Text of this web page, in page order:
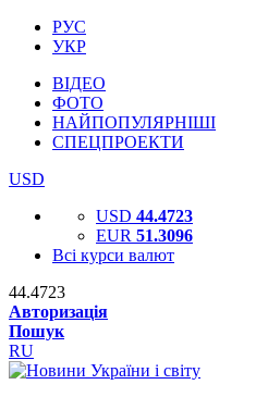
РУС
УКР
ВІДЕО
ФОТО
НАЙПОПУЛЯРНІШІ
СПЕЦПРОЕКТИ
USD
USD 44.4723
EUR 51.3096
Всі курси валют
44.4723
Авторизація
Пошук
RU